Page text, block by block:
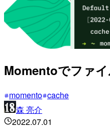
Momentoでファ
momento cache
森 亮介
2022.07.01